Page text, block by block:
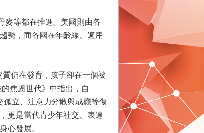
麥等都在推進。美國則由各
勢，而各國在年齡線、適用
仍在發育，孩子卻在一個被
焦慮世代》中指出，自
孤立、注意力分散與成癮等傷
更是當代青少年社交、表達
心發展。